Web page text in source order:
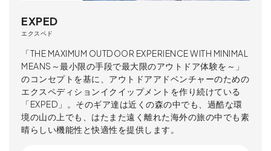
EXPED
エクスペド
「THE MAXIMUM OUTDOOR EXPERIENCE WITH MINIMAL
MEANS～最小限の手段で最大限のアウトドア体験を～」
のコンセプトを基に、アウトドアアドベンチャーのための
エクスペディションイクイップメントを作り続けている
「EXPED」。そのギア達は近くの森の中でも、過酷な環
境の山の上でも、はたまた遠く離れた海外の旅の中でも素
晴らしい機能性と快適性を提供します。